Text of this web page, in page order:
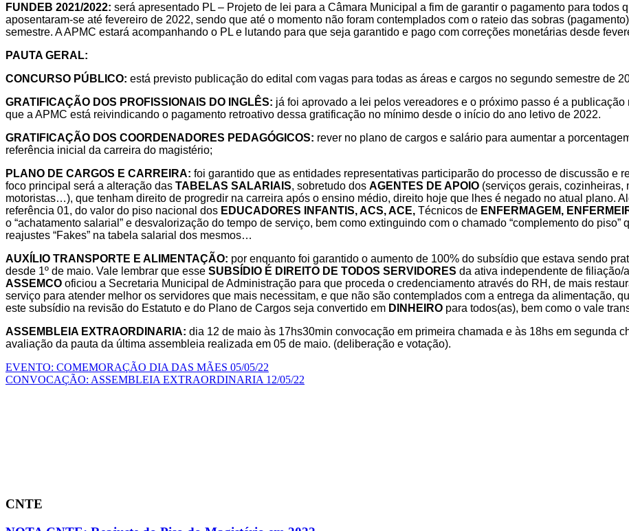
FUNDEB 2021/2022: será apresentado PL – Projeto de lei para a Câmara Municipal a fim de garantir o pagamento para todos
aposentaram-se até fevereiro de 2022, sendo que até o momento não foram contemplados com o rateio das sobras
semestre. A APMC estará acompanhando o PL e lutando para que seja garantido e pago com correções monetárias desde
PAUTA GERAL:
CONCURSO PÚBLICO: está previsto publicação do edital com vagas para todas as áreas e cargos no segundo semestre de
GRATIFICAÇÃO DOS PROFISSIONAIS DO INGLÊS: já foi aprovado a lei pelos vereadores e o próximo passo é a
que a APMC está reivindicando o pagamento retroativo dessa gratificação no mínimo desde o início do ano letivo de 2022.
GRATIFICAÇÃO DOS COORDENADORES PEDAGÓGICOS: rever no plano de cargos e salário para aumentar a
referência inicial da carreira do magistério;
PLANO DE CARGOS E CARREIRA: foi garantido que as entidades representativas participarão do processo de discussão e
foco principal será a alteração das TABELAS SALARIAIS, sobretudo dos AGENTES DE APOIO (serviços gerais, cozinheiras,
motoristas…), que tenham direito de progredir na carreira após o ensino médio, direito hoje que lhes é negado no atual plano.
referência 01, do valor do piso nacional dos EDUCADORES INFANTIS, ACS, ACE, Técnicos de ENFERMAGEM,
o “achatamento salarial” e desvalorização do tempo de serviço, bem como extinguindo com o chamado “complemento do piso”
reajustes “Fakes” na tabela salarial dos mesmos…
AUXÍLIO TRANSPORTE E ALIMENTAÇÃO: por enquanto foi garantido o aumento de 100% do subsídio que estava sendo
desde 1º de maio. Vale lembrar que esse SUBSÍDIO É DIREITO DE TODOS SERVIDORES da ativa independente de filiação/
ASSEMCO oficiou a Secretaria Municipal de Administração para que proceda o credenciamento através do RH, de mais
serviço para atender melhor os servidores que mais necessitam, e que não são contemplados com a entrega da alimentação,
este subsídio na revisão do Estatuto e do Plano de Cargos seja convertido em DINHEIRO para todos(as), bem como o vale
ASSEMBLEIA EXTRAORDINARIA: dia 12 de maio às 17hs30min convocação em primeira chamada e às 18hs em segunda
avaliação da pauta da última assembleia realizada em 05 de maio. (deliberação e votação).
Navegação
de
EVENTO: COMEMORAÇÃO DIA DAS MÃES 05/05/22
CONVOCAÇÃO: ASSEMBLEIA EXTRAORDINARIA 12/05/22
CNTE